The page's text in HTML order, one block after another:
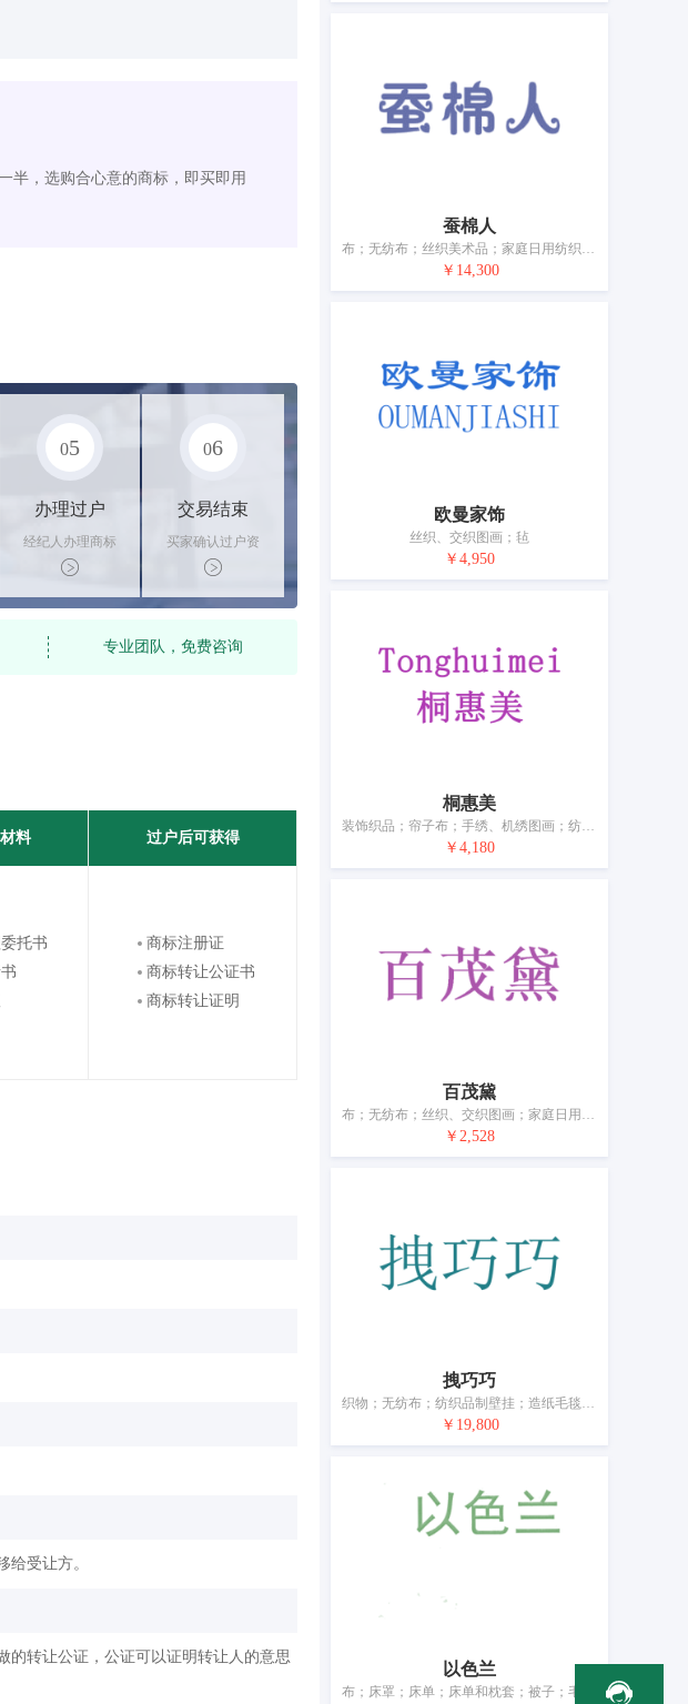
半，选购合心意的商标，即买即用
05
办理过户
经纪人办理商标
转让手续，交付
相关证书
06
交易结束
买家确认过户资
料后，平台解冻
资金支付卖家
专业团队，免费咨询
料 过户后可获得
托书
商标注册证
商标转让公证书
商标转让证明
受让方。
的转让公证，公证可以证明转让人的意思
蚕棉人
布；无纺布；丝织美术品；家庭日用纺织品；纺织品洗脸巾；浴巾；床垫遮盖物；家具遮盖物；纺织品制马桶盖罩；门帘
￥14,300
欧曼家饰
丝织、交织图画；毡
￥4,950
桐惠美
装饰织品；帘子布；手绣、机绣图画；纺织品制壁挂；毡；纺织品毛巾；床单和枕套；被子；纺织品制家具罩；纺织品制或塑料制旗
￥4,180
百茂黛
布；无纺布；丝织、交织图画；家庭日用纺织品；纺织品毛巾；床单（纺织品）；被子；毛毯；桌布（非纸制）；门帘
￥2,528
拽巧巧
织物；无纺布；纺织品制壁挂；造纸毛毯（毛巾）；家庭日用纺织品；门帘；纺织品制马桶盖罩；哈达；纺织品制或塑料制横幅；寿衣
￥19,800
以色兰